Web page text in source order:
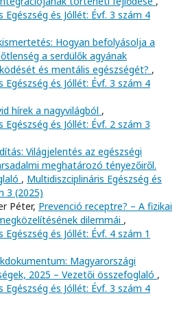
Egészség és Jóllét: Évf. 3 szám 4
Hogyan befolyásolja a
a serdülők agyának
és mentális egészségét? ,
Egészség és Jóllét: Évf. 3 szám 4
hírek a nagyvilágból ,
Egészség és Jóllét: Évf. 2 szám 3
Világjelentés az egészségi
meghatározó tényezőiről.
, Multidiszciplináris Egészség és
3 (2025)
Péter, Prevenció receptre? – A fizikai
dilemmái ,
Egészség és Jóllét: Évf. 4 szám 1
Magyarországi
2025 – Vezetői összefoglaló ,
Egészség és Jóllét: Évf. 3 szám 4